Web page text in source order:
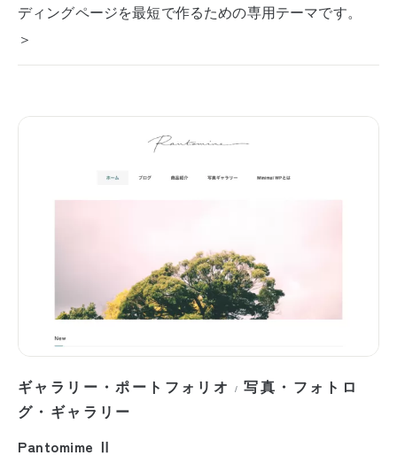
ディングページを最短で作るための専用テーマです。
＞
ギャラリー・ポートフォリオ /写真・フォトロ
グ・ギャラリー
Pantomime Ⅱ